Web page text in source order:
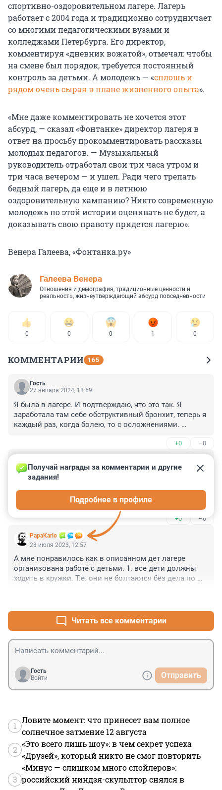
спортивно-оздоровительном лагере. Лагерь
работает с 2004 года и традиционно сотрудничает
со многими педагогическими вузами и
колледжами Петербурга. Его директор,
комментируя «дневник вожатой», отмечал: чтобы
на смене был порядок, требуется постоянный
контроль за детьми. А молодежь — «сплошь и
рядом очень сырая в плане жизненного опыта».
«Мне даже комментировать не хочется этот
абсурд, — сказал «Фонтанке» директор лагеря в
ответ на просьбу прокомментировать рассказы
молодых педагогов. — Музыкальный
руководитель отработал свои три часа утром и
три часа вечером — и ушел. Ради чего трепать
бедный лагерь, да еще и в летнюю
оздоровительную кампанию? Никто современную
молодежь по этой истории оценивать не будет, а
доказывать свою правоту придется лагерю».
Венера Галеева, «Фонтанка.ру»
Галеева Венера
Отношения и демография, традиционные ценности и
реальность, жизнеутверждающий абсурд повседневности
0 0 0 1 0
КОММЕНТАРИИ 165
Гость
27 января 2024, 18:59
Я была в лагере. И подтверждаю, что это так. Я
заработала там себе обструктивный бронхит, теперь я
каждый раз, когда болею, то с осложнениями.
нужны, режим тяжелый. Те, кто пишут, что мы плохие
педагоги тогда, поезжайте, мои дорогие, и
поработайте. Даже взрослые там не выдерживают.
Вожатые приезжают и болеют после.
+0 –0
28 июля 2023, 13:25
Это, как проклятия или порчу сделали, но не словами,
а поступками. В итоге, самим придётся
расплачиваться, в том числе и их потомкам. Это всё
последствия 90х и 2000 годов. Натворили дел, а
теперь сами тоже страдают. И даже не понимают, что
+0 –0
PapaKarlo
Получай награды за комментарии и другие
задания!
Подробнее в профиле
28 июля 2023, 12:57
А мне понравилось как в описанном дет лагере
организована работе с детьми. 1. все дети должны
ходить в кружки. Т.е. они не болтаются без дела по
территории3. Дисциплина и порядок -это я увидел в
описании ситуации.4. Если муз рук устает от детей, то
ей нужно думать, что следует менять профессию.
Может пойдет работать на укладку асфальта?
Читать все комментарии
Гость
Войти
Отправить
1
Ловите момент: что принесет вам полное
солнечное затмение 12 августа
2
«Это всего лишь шоу»: в чем секрет успеха
«Друзей», который никто не смог повторить
3
«Минус — слишком много спойлеров»:
российский ниндзя-скульптор снялся в